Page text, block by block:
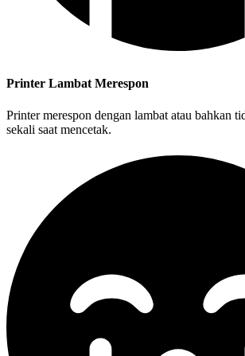
Printer Lambat Merespon
Printer merespon dengan lambat atau bahkan
sekali saat mencetak.